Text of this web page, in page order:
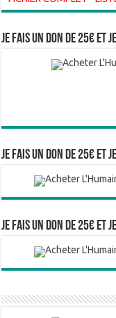
Je fais un don de 25€ et
Je fais un don de 25€ et
Je fais un don de 25€ et